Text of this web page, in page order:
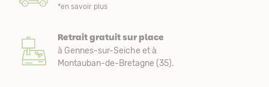
*en savoir plus
Retrait gratuit sur place
à Gennes-sur-Seiche et à
Montauban-de-Bretagne (35).